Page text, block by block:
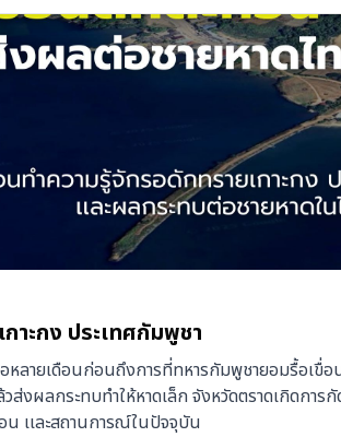
าะกง ประเทศกัมพูชา
หลายเดือนก่อนถึงการที่ทหารกัมพูชายอมรื้อเขื่อ
ส่งผลกระทบทำให้หาดเล็ก จังหวัดตราดเกิดการ
เเละสถานการณ์ในปัจจุบัน